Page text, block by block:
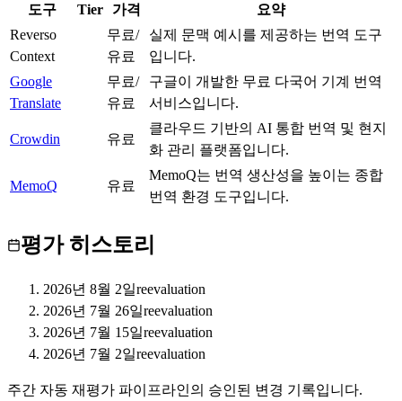
도구 Tier 가격
요약
Reverso
Context
무료/
유료
실제 문맥 예시를 제공하는 번역 도구
입니다.
Google
Translate
무료/
유료
구글이 개발한 무료 다국어 기계 번역
서비스입니다.
Crowdin 유료
클라우드 기반의 AI 통합 번역 및 현지
화 관리 플랫폼입니다.
MemoQ 유료
MemoQ는 번역 생산성을 높이는 종합
번역 환경 도구입니다.
평가 히스토리
2026년 8월 2일reevaluation
2026년 7월 26일reevaluation
2026년 7월 15일reevaluation
2026년 7월 2일reevaluation
주간 자동 재평가 파이프라인의 승인된 변경 기록입니다.